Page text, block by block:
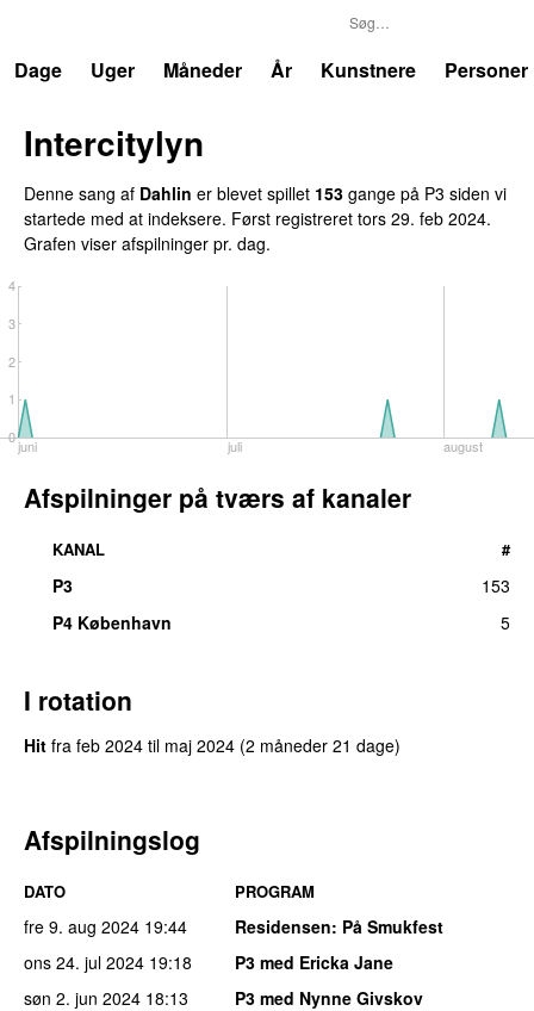
Dage
Uger Måneder År Kunstnere Personer
Intercitylyn
Denne sang af Dahlin er blevet spillet 153 gange på P3 siden vi
startede med at indeksere. Først registreret tors 29. feb 2024.
Grafen viser afspilninger pr. dag.
juni juli august
0
1
2
3
4
Afspilninger på tværs af kanaler
KANAL #
P3
153
P4 København
5
I rotation
Hit fra feb 2024 til maj 2024 (2 måneder 21 dage)
Afspilningslog
DATO PROGRAM
fre 9. aug 2024 19:44 Residensen: På Smukfest
ons 24. jul 2024 19:18
P3 med Ericka Jane
søn 2. jun 2024 18:13 P3 med Nynne Givskov